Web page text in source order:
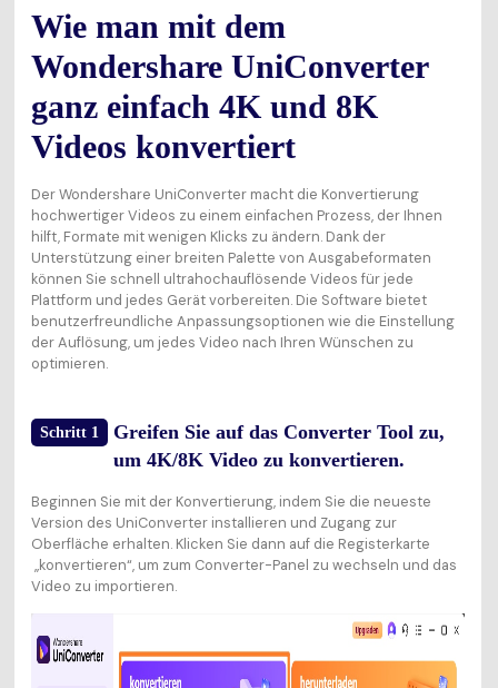
Wie man mit dem
Wondershare UniConverter
ganz einfach 4K und 8K
Videos konvertiert
Der Wondershare UniConverter macht die Konvertierung
hochwertiger Videos zu einem einfachen Prozess, der Ihnen
hilft, Formate mit wenigen Klicks zu ändern. Dank der
Unterstützung einer breiten Palette von Ausgabeformaten
können Sie schnell ultrahochauflösende Videos für jede
Plattform und jedes Gerät vorbereiten. Die Software bietet
benutzerfreundliche Anpassungsoptionen wie die Einstellung
der Auflösung, um jedes Video nach Ihren Wünschen zu
optimieren.
Schritt 1
Greifen Sie auf das Converter Tool zu,
um 4K/8K Video zu konvertieren.
Beginnen Sie mit der Konvertierung, indem Sie die neueste
Version des UniConverter installieren und Zugang zur
Oberfläche erhalten. Klicken Sie dann auf die Registerkarte
„konvertieren“, um zum Converter-Panel zu wechseln und das
Video zu importieren.